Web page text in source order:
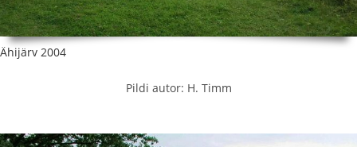
Ähijärv 2004
Pildi autor: H. Timm